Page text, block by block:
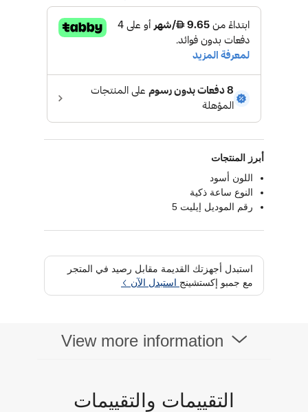
أبرز المنتجات
اللون أسود
النوع ساعة ذكية
رقم الموديل إيليت 5
استبدل أجهزتك القديمة مقابل رصيد في المتجر
مع جمبو إكستشينج استبدل الآن
View more information
التقييمات والتقييمات